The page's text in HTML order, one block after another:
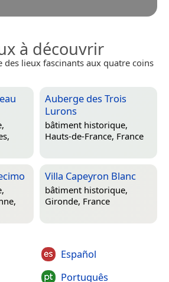
à découvrir
des lieux fascinants aux quatre coins
Auberge des Trois
Lurons
bâtiment historique,
Hauts-de-France, France
Villa Capeyron Blanc
bâtiment historique,
Gironde, France
Español
Português